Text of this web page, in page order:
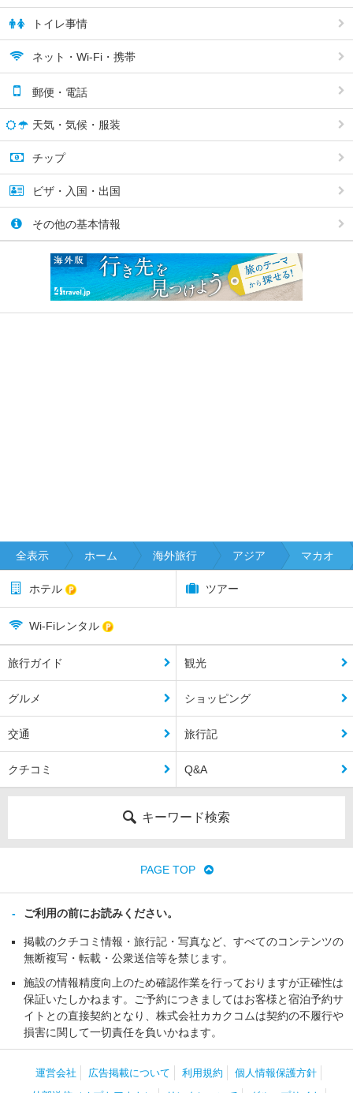
トイレ事情
ネット・Wi-Fi・携帯
郵便・電話
天気・気候・服装
チップ
ビザ・入国・出国
その他の基本情報
全表示 ホーム 海外旅行 アジア マカオ
ホテル ツアー
Wi-Fiレンタル
旅行ガイド 観光
グルメ ショッピング
交通 旅行記
クチコミ Q&A
キーワード検索
PAGE TOP
ご利用の前にお読みください。
掲載のクチコミ情報・旅行記・写真など、すべてのコンテンツの
無断複写・転載・公衆送信等を禁じます。
施設の情報精度向上のため確認作業を行っておりますが正確性は
保証いたしかねます。ご予約につきましてはお客様と宿泊予約サ
イトとの直接契約となり、株式会社カカクコムは契約の不履行や
損害に関して一切責任を負いかねます。
運営会社 広告掲載について 利用規約
個人情報保護方針